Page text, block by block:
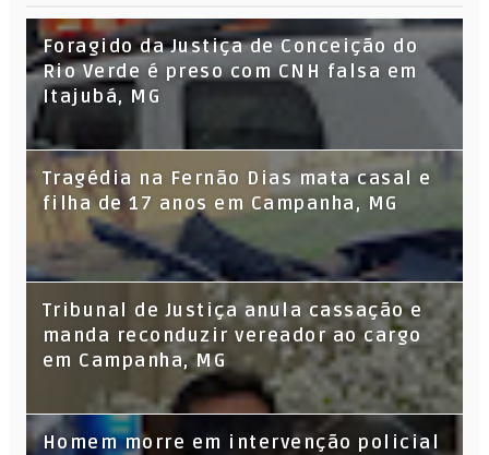
Foragido da Justiça de Conceição do
Rio Verde é preso com CNH falsa em
Itajubá, MG
Tragédia na Fernão Dias mata casal e
filha de 17 anos em Campanha, MG
Tribunal de Justiça anula cassação e
manda reconduzir vereador ao cargo
em Campanha, MG
Homem morre em intervenção policial